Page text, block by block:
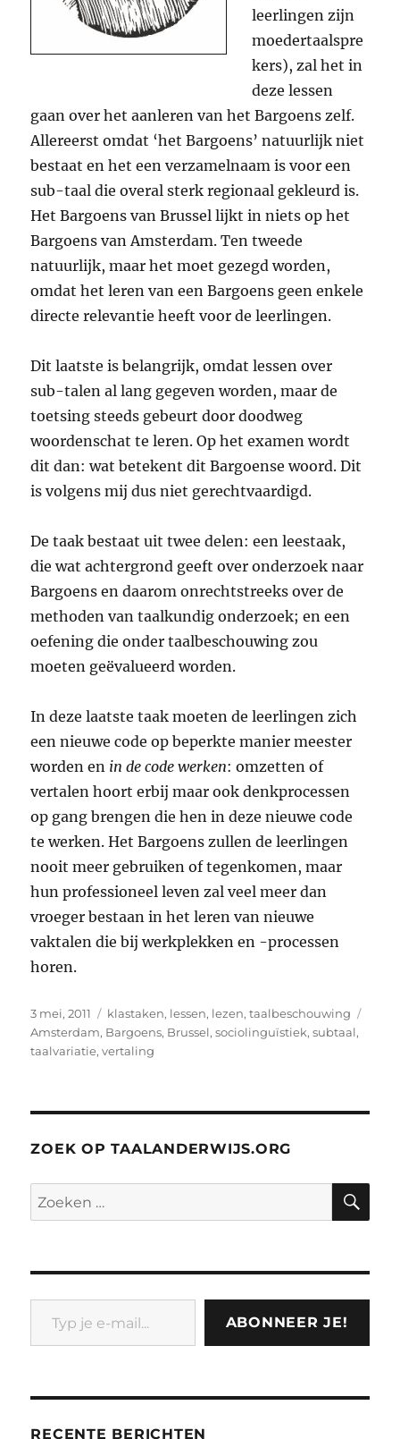
leerlingen zijn
moedertaalspre
kers), zal het in
deze lessen
gaan over het aanleren van het Bargoens zelf.
Allereerst omdat ‘het Bargoens’ natuurlijk niet
bestaat en het een verzamelnaam is voor een
sub-taal die overal sterk regionaal gekleurd is.
Het Bargoens van Brussel lijkt in niets op het
Bargoens van Amsterdam. Ten tweede
natuurlijk, maar het moet gezegd worden,
omdat het leren van een Bargoens geen enkele
directe relevantie heeft voor de leerlingen.
Dit laatste is belangrijk, omdat lessen over
sub-talen al lang gegeven worden, maar de
toetsing steeds gebeurt door doodweg
woordenschat te leren. Op het examen wordt
dit dan: wat betekent dit Bargoense woord. Dit
is volgens mij dus niet gerechtvaardigd.
De taak bestaat uit twee delen: een leestaak,
die wat achtergrond geeft over onderzoek naar
Bargoens en daarom onrechtstreeks over de
methoden van taalkundig onderzoek; en een
oefening die onder taalbeschouwing zou
moeten geëvalueerd worden.
In deze laatste taak moeten de leerlingen zich
een nieuwe code op beperkte manier meester
worden en in de code werken: omzetten of
vertalen hoort erbij maar ook denkprocessen
op gang brengen die hen in deze nieuwe code
te werken. Het Bargoens zullen de leerlingen
nooit meer gebruiken of tegenkomen, maar
hun professioneel leven zal veel meer dan
vroeger bestaan in het leren van nieuwe
vaktalen die bij werkplekken en -processen
horen.
Geplaatst
op
3 mei, 2011 Categorieën
klastaken, lessen, lezen,taalbeschouwing
Amsterdam, Bargoens, Brussel,sociolinguïstiek,subtaal,
taalvariatie,vertaling
ZOEK OP TAALANDERWIJS.ORG
Zoeken
naar:
Typ je e-mail...
ABONNEER JE!
RECENTE BERICHTEN